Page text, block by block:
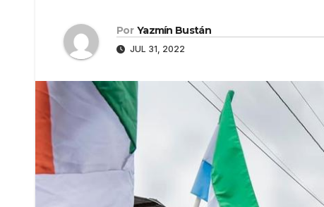
Por Yazmín Bustán
JUL 31, 2022